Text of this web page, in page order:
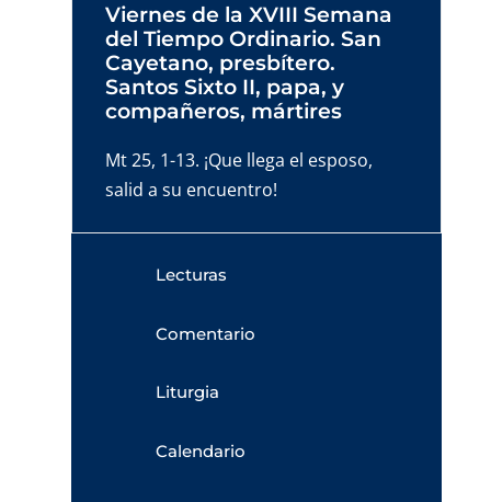
Viernes de la XVIII Semana
del Tiempo Ordinario. San
Cayetano, presbítero.
Santos Sixto II, papa, y
compañeros, mártires
Mt 25, 1-13. ¡Que llega el esposo,
salid a su encuentro!
Lecturas
Comentario
Liturgia
Calendario